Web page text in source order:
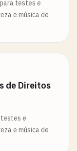
testes e
e música de
de Direitos
testes e
e música de